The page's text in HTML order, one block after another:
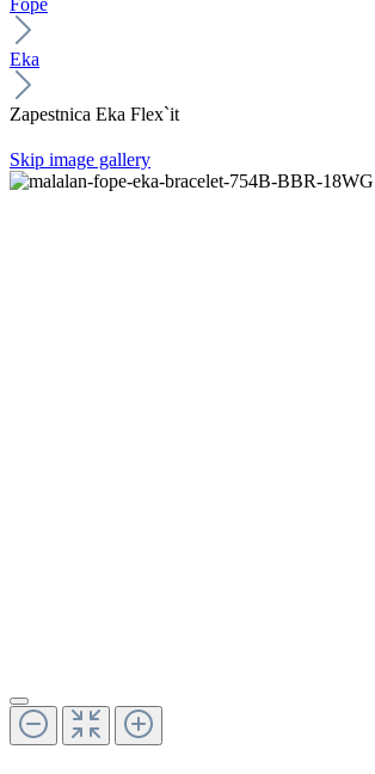
Fope
Eka
Zapestnica Eka Flex`it
Skip image gallery